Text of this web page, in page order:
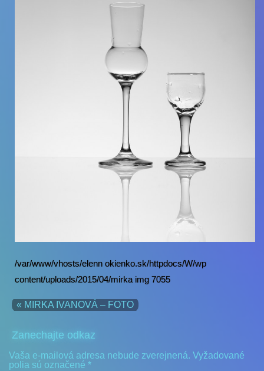
/var/www/vhosts/elenn okienko.sk/httpdocs/W/wp
content/uploads/2015/04/mirka img 7055
« MIRKA IVANOVÁ – FOTO
Zanechajte odkaz
Vaša e-mailová adresa nebude zverejnená. Vyžadované
polia sú označené *